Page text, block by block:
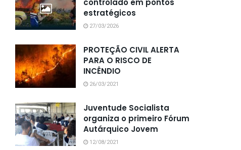
controlado em pontos
estratégicos
27/03/2026
PROTEÇÃO CIVIL ALERTA
PARA O RISCO DE
INCÊNDIO
26/03/2021
Juventude Socialista
organiza o primeiro Fórum
Autárquico Jovem
12/08/2021